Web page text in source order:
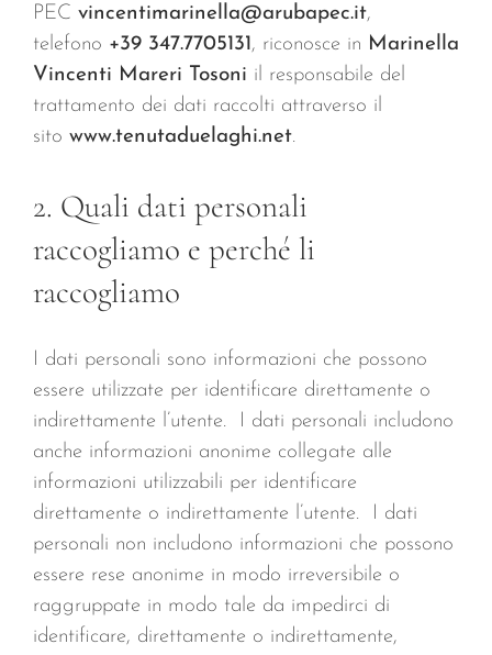
PEC vincentimarinella@arubapec.it,
telefono +39 347.7705131 , riconosce in Marinella
Vincenti Mareri Tosoni il responsabile del
trattamento dei dati raccolti attraverso il
sito www.tenutaduelaghi.net.
2. Quali dati personali
raccogliamo e perché li
raccogliamo
I dati personali sono informazioni che possono
essere utilizzate per identificare direttamente o
indirettamente l’utente. I dati personali includono
anche informazioni anonime collegate alle
informazioni utilizzabili per identificare
direttamente o indirettamente l’utente. I dati
personali non includono informazioni che possono
essere rese anonime in modo irreversibile o
raggruppate in modo tale da impedirci di
identificare, direttamente o indirettamente,